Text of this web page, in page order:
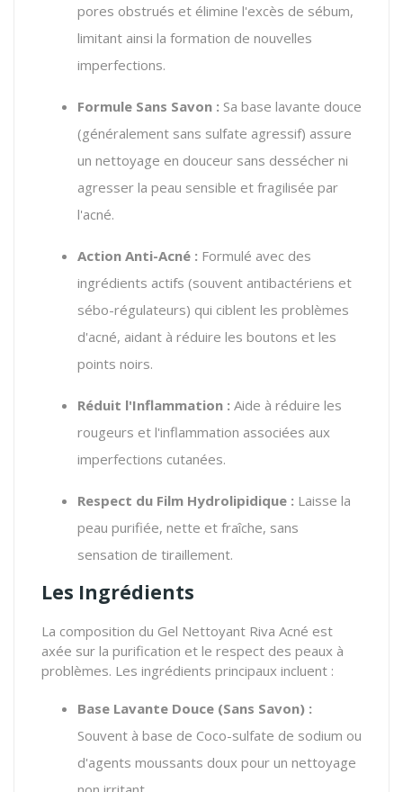
pores obstrués et élimine l'excès de sébum,
limitant ainsi la formation de nouvelles
imperfections.
Formule Sans Savon : Sa base lavante douce
(généralement sans sulfate agressif) assure
un nettoyage en douceur sans dessécher ni
agresser la peau sensible et fragilisée par
l'acné.
Action Anti-Acné : Formulé avec des
ingrédients actifs (souvent antibactériens et
sébo-régulateurs) qui ciblent les problèmes
d'acné, aidant à réduire les boutons et les
points noirs.
Réduit l'Inflammation : Aide à réduire les
rougeurs et l'inflammation associées aux
imperfections cutanées.
Respect du Film Hydrolipidique : Laisse la
peau purifiée, nette et fraîche, sans
sensation de tiraillement.
Les Ingrédients
La composition du Gel Nettoyant Riva Acné est
axée sur la purification et le respect des peaux à
problèmes. Les ingrédients principaux incluent :
Base Lavante Douce (Sans Savon) :
Souvent à base de Coco-sulfate de sodium ou
d'agents moussants doux pour un nettoyage